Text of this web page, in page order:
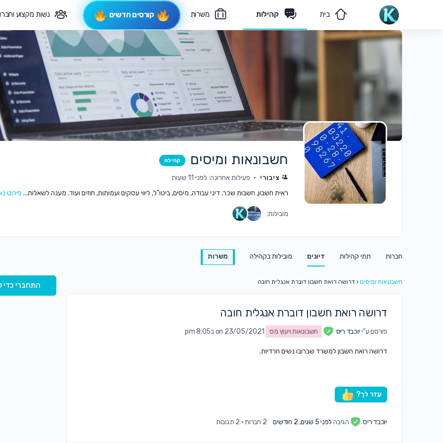
בית קהילות משרות קורסים חדשים נשות מקצוע
פיקוח תורני צרי קשר
חשבונאות ומיסים קהילה
ציבורי
פעילות אחרונה: לפני 11 שעות
ראית חשבון, חשבות שכר, דיני עבודה, מיסים, ביטו"ל, ליווי עסקים ועמותות, חוזים ועוד. מענה לשאלות... פירוט
מובילות:
חברות תתי קהילות דיונים מובילות בקהילה משרות
חשבונאות ומיסים ‹ דרושה רואת חשבון דוברת אנגלית חובה
דרושה רואת חשבון דוברת אנגלית חובה
פורסם ע"ייוכבד ריס חשבונאות ויעוץ מס on 23/05/2021 ב8:05 pm
דרושה רואת חשבון למשרד שברובו נשים חרדיות.
עזר לך?
יוכבד ריס הגיבה לפני 5 שנים, 2 חודשים 2 חברות · 2 תגובות
התחברי כדי